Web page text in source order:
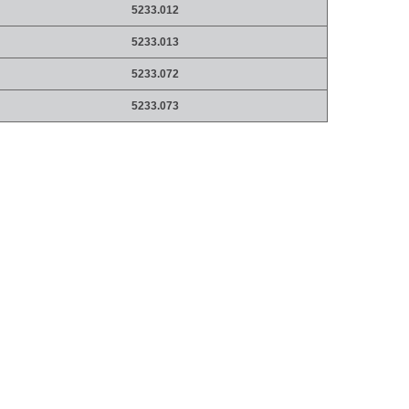
5233.012
5233.013
5233.072
5233.073